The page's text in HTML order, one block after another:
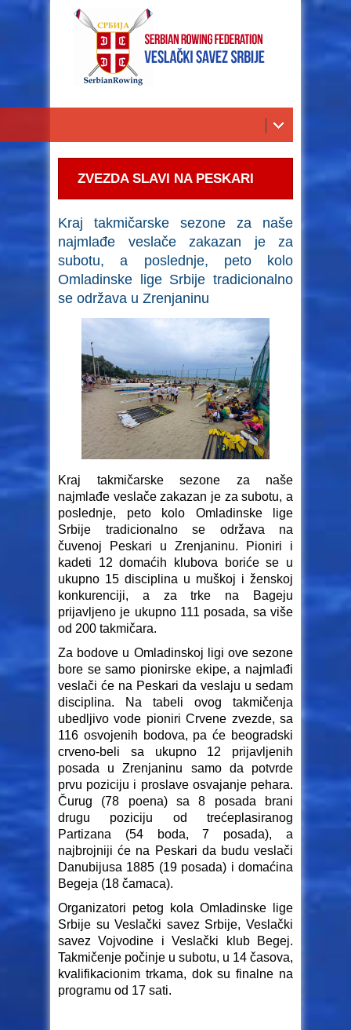
ZVEZDA SLAVI NA PESKARI
Kraj takmičarske sezone za naše
najmlađe veslače zakazan je za
subotu, a poslednje, peto kolo
Omladinske lige Srbije tradicionalno
se održava u Zrenjaninu
Kraj takmičarske sezone za naše
najmlađe veslače zakazan je za subotu, a
poslednje, peto kolo Omladinske lige
Srbije tradicionalno se održava na
čuvenoj Peskari u Zrenjaninu. Pioniri i
kadeti 12 domaćih klubova boriće se u
ukupno 15 disciplina u muškoj i ženskoj
konkurenciji, a za trke na Bageju
prijavljeno je ukupno 111 posada, sa više
od 200 takmičara.
Za bodove u Omladinskoj ligi ove sezone
bore se samo pionirske ekipe, a najmlađi
veslači će na Peskari da veslaju u sedam
disciplina. Na tabeli ovog takmičenja
ubedljivo vode pioniri Crvene zvezde, sa
116 osvojenih bodova, pa će beogradski
crveno-beli sa ukupno 12 prijavljenih
posada u Zrenjaninu samo da potvrde
prvu poziciju i proslave osvajanje pehara.
Čurug (78 poena) sa 8 posada brani
drugu poziciju od trećeplasiranog
Partizana (54 boda, 7 posada), a
najbrojniji će na Peskari da budu veslači
Danubijusa 1885 (19 posada) i domaćina
Begeja (18 čamaca).
Organizatori petog kola Omladinske lige
Srbije su Veslački savez Srbije, Veslački
savez Vojvodine i Veslački klub Begej.
Takmičenje počinje u subotu, u 14 časova,
kvalifikacionim trkama, dok su finalne na
programu od 17 sati.